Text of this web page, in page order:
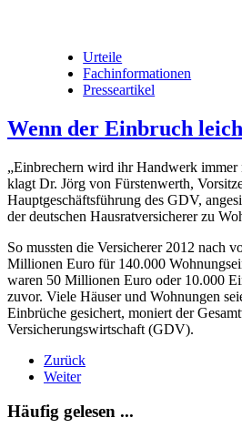
Urteile
Fachinformationen
Presseartikel
Wenn der Einbruch
„Einbrechern wird ihr Handwerk immer
klagt Dr. Jörg von Fürstenwerth,
Hauptgeschäftsführung des GDV,
der deutschen Hausratversicherer zu
So mussten die Versicherer 2012 nach
Millionen Euro für 140.000
waren 50 Millionen Euro oder 10.000
zuvor. Viele Häuser und Wohnungen
Einbrüche gesichert, moniert der
Versicherungswirtschaft (GDV).
Zurück
Weiter
Häufig gelesen ...